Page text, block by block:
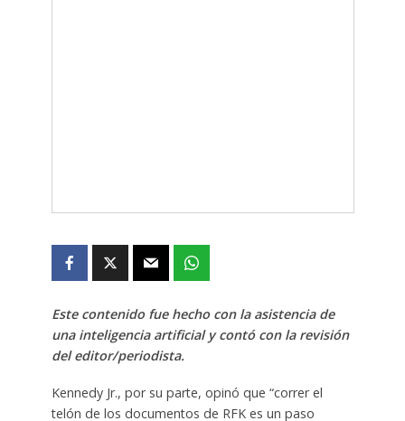
Este contenido fue hecho con la asistencia de
una inteligencia artificial y contó con la revisión
del editor/periodista.
Kennedy Jr., por su parte, opinó que “correr el
telón de los documentos de RFK es un paso